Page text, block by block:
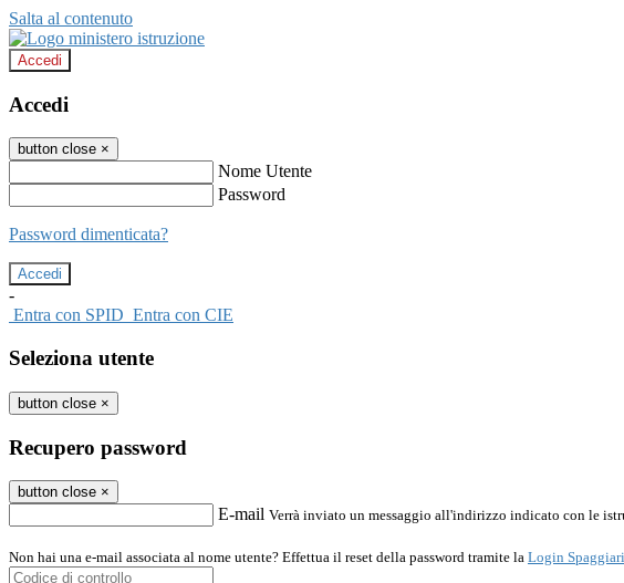
Salta al contenuto
Accedi
Accedi
button close ×
Nome Utente
Password
Password dimenticata?
-
Entra con SPID Entra con CIE
Seleziona utente
button close ×
Recupero password
button close ×
E-mail Verrà inviato un messaggio all'indirizzo indicato con le
Non hai una e-mail associata al nome utente? Effettua il reset della password tramite la Login Spaggiari